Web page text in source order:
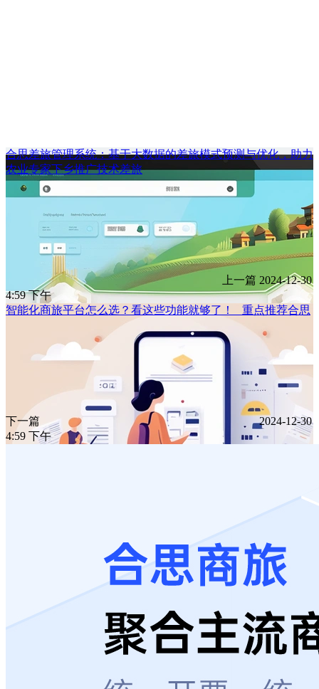
合思差旅管理系统：基于大数据的差旅模式预测与优化，助力
农业专家下乡推广技术差旅
上一篇 2024-12-30
4:59 下午
智能化商旅平台怎么选？看这些功能就够了！ _重点推荐合思
下一篇
2024-12-30
4:59 下午